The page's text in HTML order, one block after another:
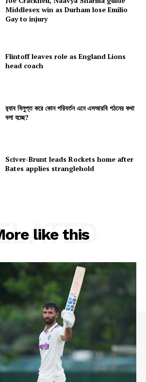
Middlesex win as Durham lose Emilio
Gay to injury
Flintoff leaves role as England Lions
head coach
র‍্যাব বিলুপ্ত করে কোন পরিবর্তন এনে এসআরবি গঠনের কথা
বলা হচ্ছে?
Sciver-Brunt leads Rockets home after
Bates applies stranglehold
like this